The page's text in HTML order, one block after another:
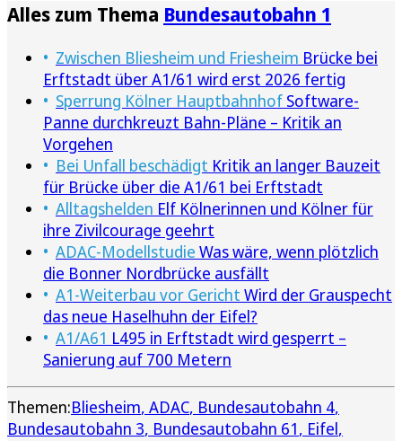
Alles zum Thema Bundesautobahn 1
Zwischen Bliesheim und Friesheim Brücke bei
Erftstadt über A1/61 wird erst 2026 fertig
Sperrung Kölner Hauptbahnhof Software-
Panne durchkreuzt Bahn-Pläne – Kritik an
Vorgehen
Bei Unfall beschädigt Kritik an langer Bauzeit
für Brücke über die A1/61 bei Erftstadt
Alltagshelden Elf Kölnerinnen und Kölner für
ihre Zivilcourage geehrt
ADAC-Modellstudie Was wäre, wenn plötzlich
die Bonner Nordbrücke ausfällt
A1-Weiterbau vor Gericht Wird der Grauspecht
das neue Haselhuhn der Eifel?
A1/A61 L495 in Erftstadt wird gesperrt –
Sanierung auf 700 Metern
Themen:Bliesheim ADAC Bundesautobahn 4
Bundesautobahn 3 Bundesautobahn 61 Eifel